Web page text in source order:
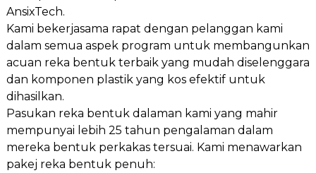
AnsixTech.
Kami bekerjasama rapat dengan pelanggan kami
dalam semua aspek program untuk membangunkan
acuan reka bentuk terbaik yang mudah diselenggara
dan komponen plastik yang kos efektif untuk
dihasilkan.
Pasukan reka bentuk dalaman kami yang mahir
mempunyai lebih 25 tahun pengalaman dalam
mereka bentuk perkakas tersuai. Kami menawarkan
pakej reka bentuk penuh: